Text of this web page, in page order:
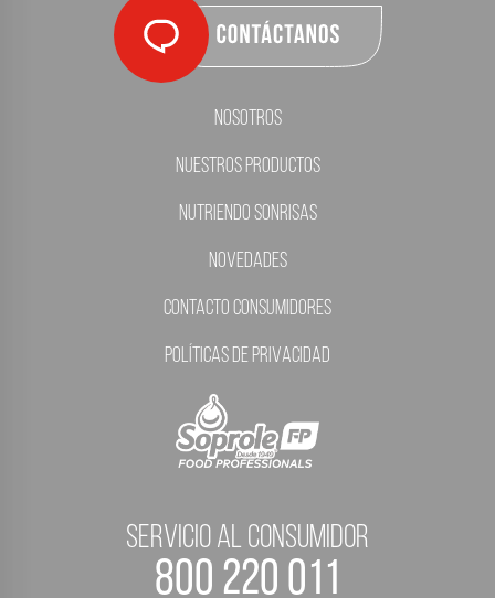
Nosotros
Nuestros Productos
Nutriendo Sonrisas
Novedades
Contacto Consumidores
Políticas de Privacidad
servicio al consumidor
800 220 011